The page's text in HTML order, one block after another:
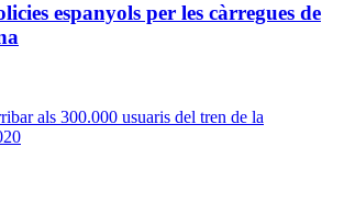
espanyols per les càrregues de